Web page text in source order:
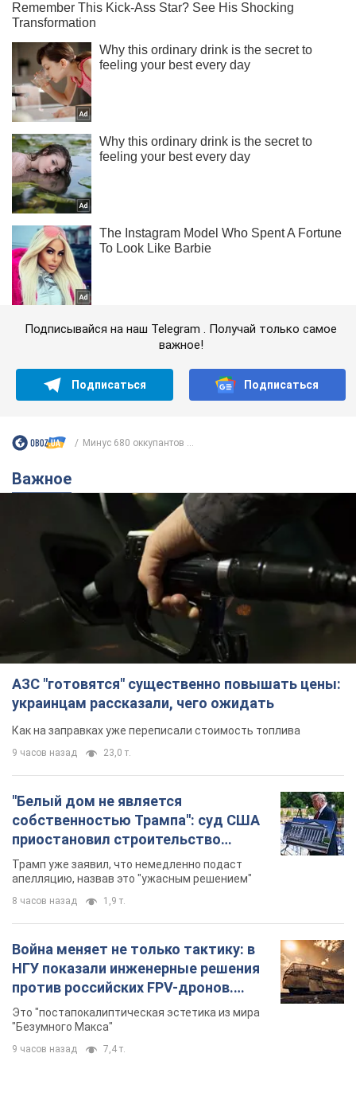
Подписывайся на наш Telegram . Получай только самое
важное!
Подписаться Подписаться
Минус 680 оккупантов ...
Важное
АЗС "готовятся" существенно повышать цены:
украинцам рассказали, чего ожидать
Как на заправках уже переписали стоимость топлива
9 часов назад 23,0 т.
"Белый дом не является
собственностью Трампа": суд США
приостановил строительство
бального зала стоимостью 400 млн
долларов
Трамп уже заявил, что немедленно подаст
апелляцию, назвав это "ужасным решением"
8 часов назад 1,9 т.
Война меняет не только тактику: в
НГУ показали инженерные решения
против российских FPV-дронов.
Фото
Это "постапокалиптическая эстетика из мира
"Безумного Макса"
9 часов назад 7,4 т.